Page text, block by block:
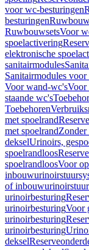
voor wc-besturingen
besturingen
RuwbouwsetsVoor
spoelactivering
elektronische
sanitairmodules
Sanitairmodules voor
Voor wand-wc'sVoor
staande wc's
Toebehoren
met spoelrand
met spoelrandZonder
dekselUrinoirs,
spoelrandloos
spoelrandloosVoor
of
urinoirbesturing
urinoirbesturingVoor
urinoirbesturing
urinoirbesturing
deksel